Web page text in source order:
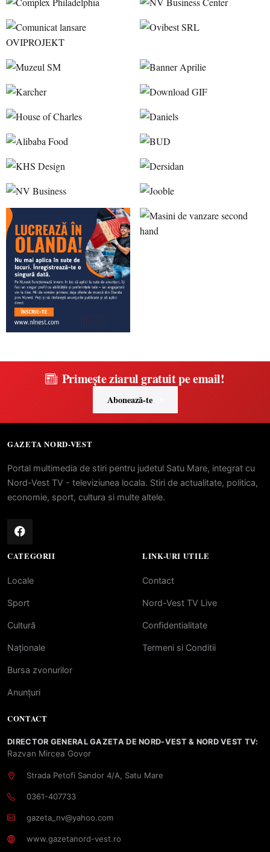
Primește ziarul gratuit pe email!
Abonează-te
GAZETA NORD-VEST
Portal multimedia de stiri pentru judetul Satu Mare, integrat cu
Nord-Vest TV - televiziunea locala. Stiri de actualitate, politica,
economie, sport, cultura si multe altele.
CATEGORII
Locale
Sport
Cultură
Naționale
Bursa zvonurilor
Anunțuri
LINK-URI UTILE
Contact
Nord-Vest TV Live
Confidentialitate
Termeni si Conditii
CONTACT
DIRECTOR GENERAL GAZETA DE NORD-VEST & NORD VEST TV:
Razvan Mircea Govor
Strada Petofi Sandor 4/A, Satu Mare
0361-407733
gazeta_nv@yahoo.com
www.gazetanord-vest.ro